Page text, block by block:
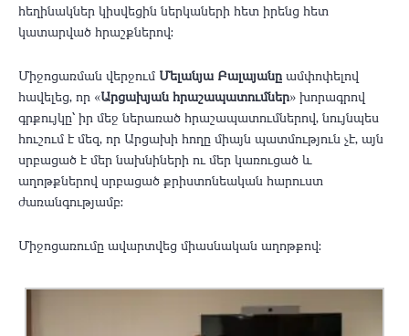
հեղինակներ կիսվեցին ներկաների հետ իրենց հետ
կատարված հրաշքներով։
Միջոցառման վերջում Մելանյա Բալայանը ամփոփելով
հավելեց, որ «Արցախյան հրաշապատումներ» խորագրով
գրքույկը՝ իր մեջ ներառած հրաշապատումներով, նույնպես
հուշում է մեզ, որ Արցախի հողը միայն պատմություն չէ, այն
սրբացած է մեր նախնիների ու մեր կառուցած և
աղոթքներով սրբացած քրիստոնեական հարուստ
ժառանգությամբ։
Միջոցառումը ավարտվեց միասնական աղոթքով։